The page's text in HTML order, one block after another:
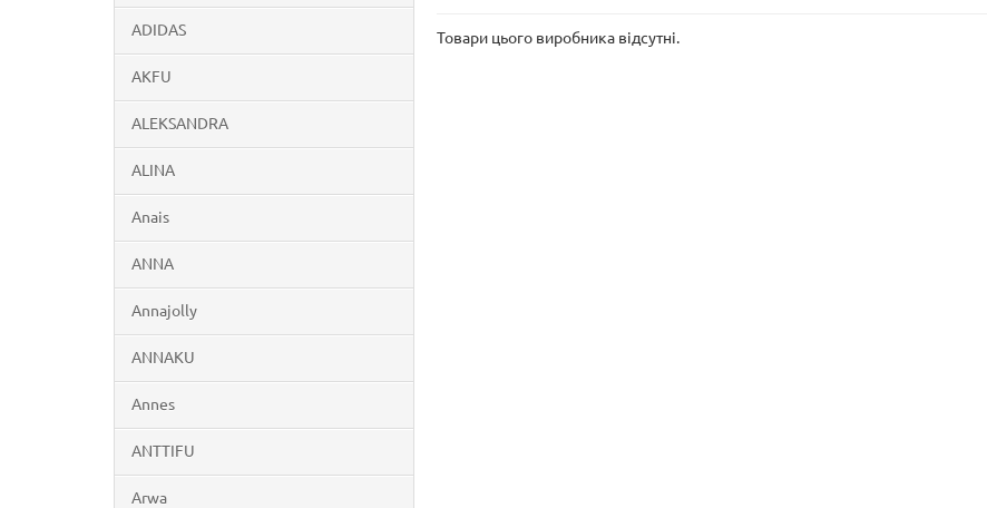
ADIDAS
AKFU
ALEKSANDRA
ALINA
Anais
ANNA
Annajolly
ANNAKU
Annes
ANTTIFU
Arwa
Товари цього виробника відсутні.